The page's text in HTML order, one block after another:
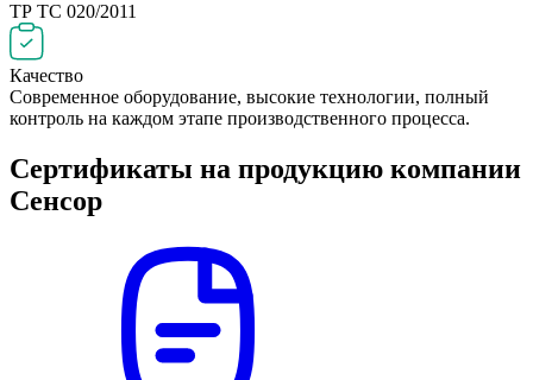
ТР ТС 020/2011
Качество
Современное оборудование, высокие технологии, полный
контроль на каждом этапе производственного процесса.
Сертификаты на продукцию компании
Сенсор